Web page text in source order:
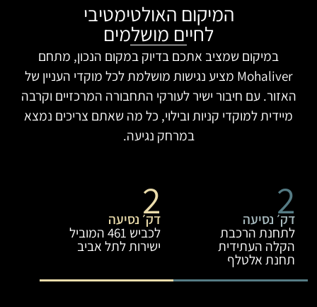
המיקום האולטימטיבי
לחיים מושלמים
במיקום שמציב אתכם בדיוק במקום הנכון, מתחם
Mohaliver מציע נגישות מושלמת לכל מוקדי העניין של
האזור. עם חיבור ישיר לעורקי התחבורה המרכזיים וקרבה
מיידית למוקדי קניות ובילוי, כל מה שאתם צריכים נמצא
במרחק נגיעה.
2
דק׳ נסיעה
לתחנת הרכבת
הקלה העתידית
תחנת אלטלף
2
דק׳ נסיעה
לכביש 461 המוביל
ישירות לתל אביב